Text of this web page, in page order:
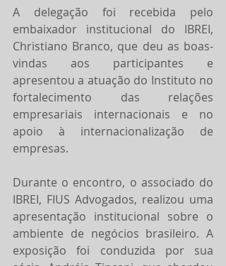
A delegação foi recebida pelo
embaixador institucional do IBREI,
Christiano Branco, que deu as boas-
vindas aos participantes e
apresentou a atuação do Instituto no
fortalecimento das relações
empresariais internacionais e no
apoio à internacionalização de
empresas.
Durante o encontro, o associado do
IBREI, FIUS Advogados, realizou uma
apresentação institucional sobre o
ambiente de negócios brasileiro. A
exposição foi conduzida por sua